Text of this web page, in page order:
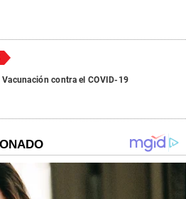
Vacunación contra el COVID-19